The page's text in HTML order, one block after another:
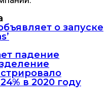
о запуске
падение
в 2020 году